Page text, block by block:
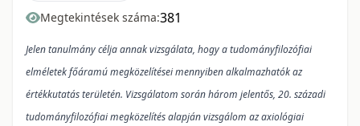
Megtekintések száma:381
Jelen tanulmány célja annak vizsgálata, hogy a tudományfilozófiai
elméletek főáramú megközelítései mennyiben alkalmazhatók az
értékkutatás területén. Vizsgálatom során három jelentős, 20. századi
tudományfilozófiai megközelítés alapján vizsgálom az axiológiai